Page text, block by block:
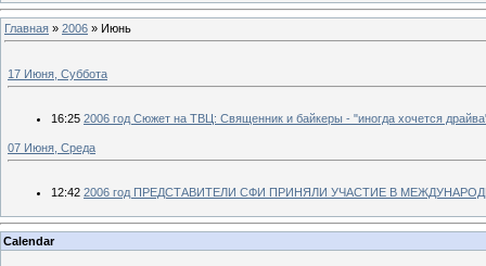
Главная » 2006 » Июнь
17 Июня, Суббота
16:25 2006 год Сюжет на ТВЦ: Священник и байкеры - "иногда хочется
07 Июня, Среда
12:42 2006 год ПРЕДСТАВИТЕЛИ СФИ ПРИНЯЛИ УЧАСТИЕ В
Calendar